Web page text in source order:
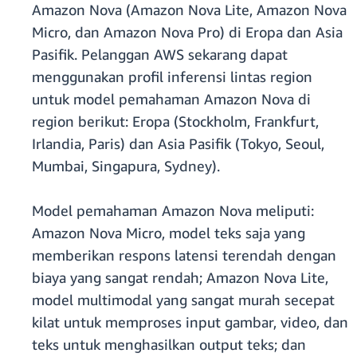
Amazon Nova (Amazon Nova Lite, Amazon Nova
Micro, dan Amazon Nova Pro) di Eropa dan Asia
Pasifik. Pelanggan AWS sekarang dapat
menggunakan profil inferensi lintas region
untuk model pemahaman Amazon Nova di
region berikut: Eropa (Stockholm, Frankfurt,
Irlandia, Paris) dan Asia Pasifik (Tokyo, Seoul,
Mumbai, Singapura, Sydney).
Model pemahaman Amazon Nova meliputi:
Amazon Nova Micro, model teks saja yang
memberikan respons latensi terendah dengan
biaya yang sangat rendah; Amazon Nova Lite,
model multimodal yang sangat murah secepat
kilat untuk memproses input gambar, video, dan
teks untuk menghasilkan output teks; dan